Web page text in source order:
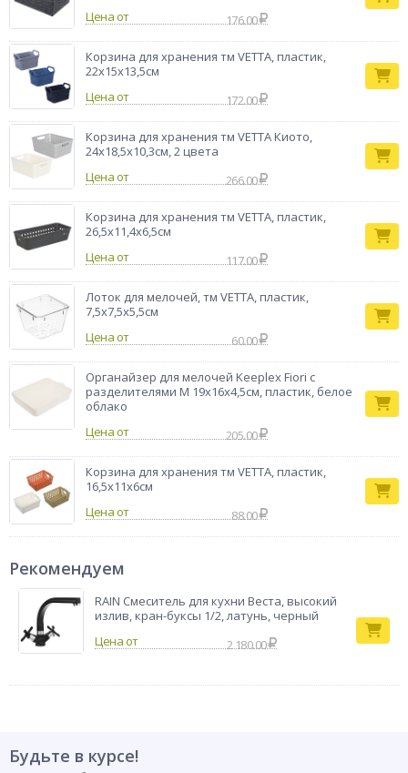
Цена от
176.00
Корзина для хранения тм VETTA, пластик,
22х15х13,5см
Цена от
172.00
Корзина для хранения тм VETTA Киото,
24x18,5x10,3см, 2 цвета
Цена от
266.00
Корзина для хранения тм VETTA, пластик,
26,5х11,4х6,5см
Цена от
117.00
Лоток для мелочей, тм VETTA, пластик,
7,5х7,5х5,5см
Цена от
60.00
Органайзер для мелочей Keeplex Fiori с
разделителями M 19х16х4,5см, пластик, белое
облако
Цена от
205.00
Корзина для хранения тм VETTA, пластик,
16,5х11х6см
Цена от
88.00
Рекомендуем
RAIN Смеситель для кухни Веста, высокий
излив, кран-буксы 1/2, латунь, черный
2 180.00
Будьте в курсе!